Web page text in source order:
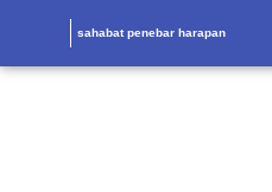
sahabat penebar harapan